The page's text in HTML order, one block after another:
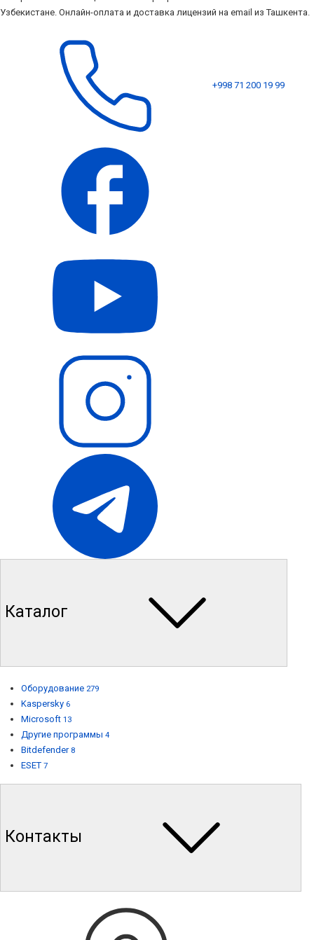
Узбекистане. Онлайн-оплата и доставка лицензий на email из Ташкента.
+998 71 200 19 99
Каталог
Оборудование 279
Kaspersky 6
Microsoft 13
Другие программы 4
Bitdefender 8
ESET 7
Контакты